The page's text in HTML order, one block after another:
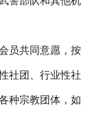
员共同意愿，按
社团、行业性社
种宗教团体，如